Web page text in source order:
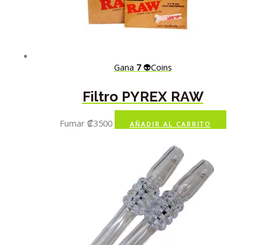
Gana 7👽Coins
Filtro PYREX RAW
Fumar ₡3500 AÑADIR AL CARRITO